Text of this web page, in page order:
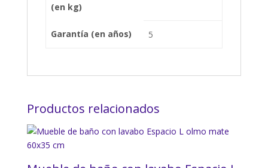
(en kg)
Garantía (en años) 5
Productos relacionados